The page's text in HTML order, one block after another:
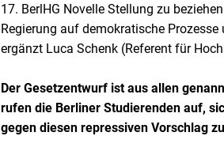
17. BerlHG Novelle Stellung zu
Regierung auf demokratische
ergänzt Luca Schenk (Referent für
Der Gesetzentwurf ist aus allen
rufen die Berliner Studierenden auf,
gegen diesen repressiven Vorschlag